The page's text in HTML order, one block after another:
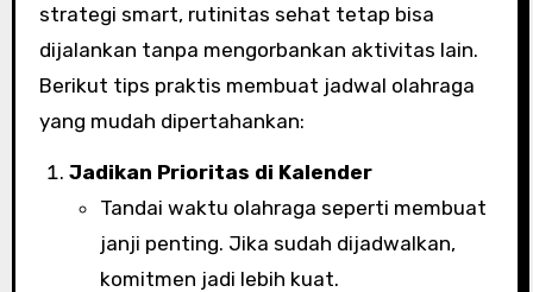
strategi smart, rutinitas sehat tetap bisa
dijalankan tanpa mengorbankan aktivitas lain.
Berikut tips praktis membuat jadwal olahraga
yang mudah dipertahankan:
Jadikan Prioritas di Kalender
Tandai waktu olahraga seperti membuat
janji penting. Jika sudah dijadwalkan,
komitmen jadi lebih kuat.